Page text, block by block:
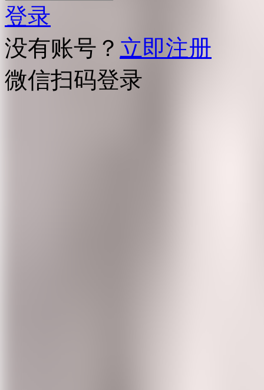
登录
没有账号？ 立即注册
微信扫码登录